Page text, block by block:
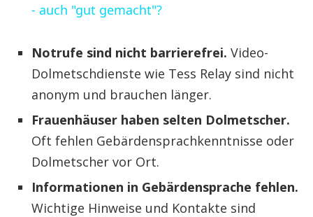
- auch "gut gemacht"?
Notrufe sind nicht barrierefrei. Video-
Dolmetschdienste wie Tess Relay sind nicht
anonym und brauchen länger.
Frauenhäuser haben selten Dolmetscher.
Oft fehlen Gebärdensprachkenntnisse oder
Dolmetscher vor Ort.
Informationen in Gebärdensprache fehlen.
Wichtige Hinweise und Kontakte sind